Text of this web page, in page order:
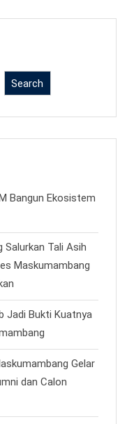
Search
Bangun Ekosistem
Salurkan Tali Asih
Maskumambang
Jadi Bukti Kuatnya
Gelar
dan Calon